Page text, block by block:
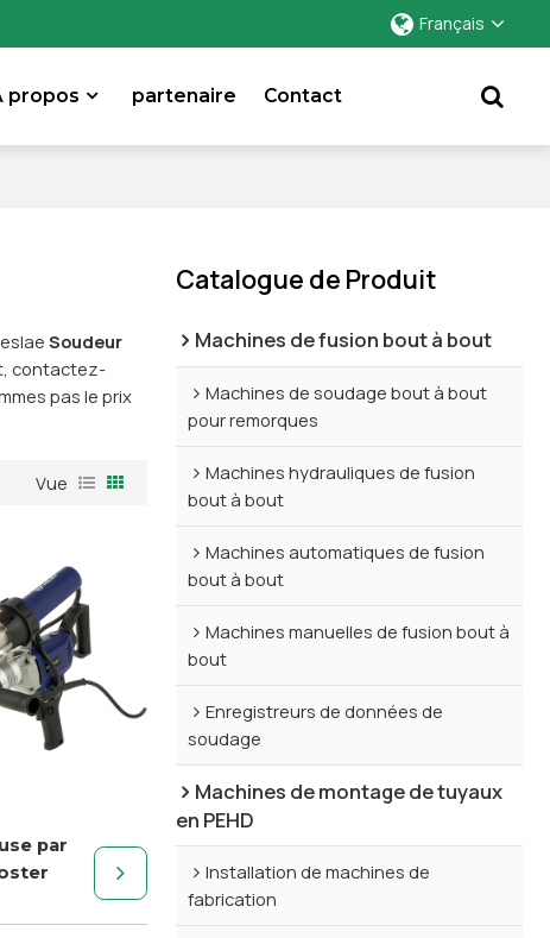
Français
propos partenaire Contact
Soudeur
contactez-
pas le prix
Vue
par
Catalogue de Produit
Machines de fusion bout à bout
Machines de soudage bout à bout
pour remorques
Machines hydrauliques de fusion
bout à bout
Machines automatiques de fusion
bout à bout
Machines manuelles de fusion bout à
bout
Enregistreurs de données de
soudage
Machines de montage de tuyaux
en PEHD
Installation de machines de
fabrication